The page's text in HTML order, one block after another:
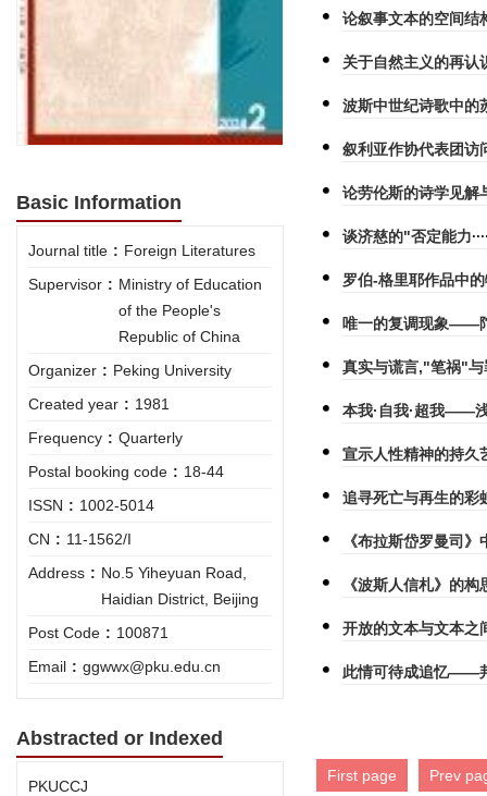
Basic Information
Journal title : Foreign Literatures
Supervisor : Ministry of Education
of the People's
Republic of China
Organizer : Peking University
Created year : 1981
Frequency : Quarterly
Postal booking code : 18-44
ISSN : 1002-5014
CN : 11-1562/I
Address : No.5 Yiheyuan Road,
Haidian District, Beijing
Post Code : 100871
Email : ggwwx@pku.edu.cn
Abstracted or Indexed
PKUCCJ
论叙事文本的空间
关于自然主义的再认
波斯中世纪诗歌中的
叙利亚作协代表团访
论劳伦斯的诗学见解
谈济慈的"否定能力
罗伯-格里耶作品中
唯一的复调现象——
真实与谎言,"笔祸"
本我·自我·超我——
宣示人性精神的持
追寻死亡与再生的
《布拉斯岱罗曼司
《波斯人信札》的构
开放的文本与文本
此情可待成追忆——
First page Prev